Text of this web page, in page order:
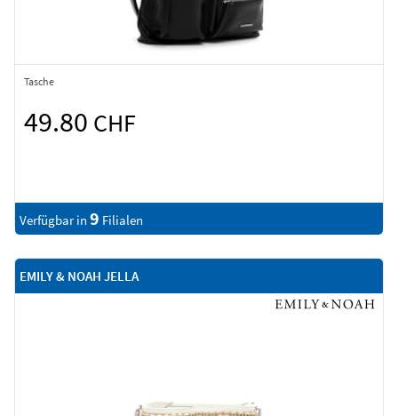
Tasche
49.80 CHF
Verfügbar in 9 Filialen
EMILY & NOAH JELLA